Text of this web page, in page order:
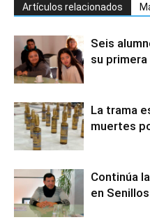
Artículos relacionados
Seis
su
La trama
muertes
Continúa
en